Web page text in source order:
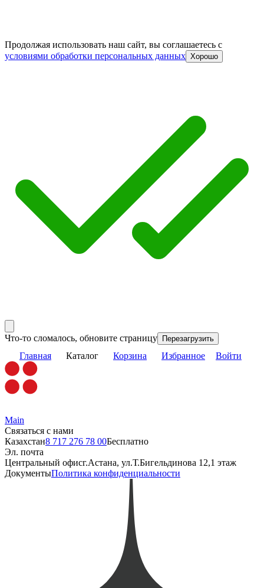
Продолжая использовать наш сайт, вы соглашаетесь c
условиями обработки персональных данных Хорошо
Что-то сломалось, обновите страницу Перезагрузить
Главная Каталог Корзина Избранное Войти
Main
Связаться с нами
Казахстан8 717 276 78 00Бесплатно
Эл. почта
Центральный офисг.Астана, ул.Т.Бигельдинова 12,1 этаж
ДокументыПолитика конфиденциальности